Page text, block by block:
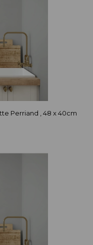
Perriand , 48 x 40cm